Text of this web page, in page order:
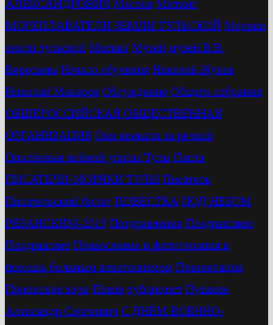
АЛЕКСАНДРОВИЧ Маслов Митинг
МОРЕПЛАВАТЕЛИ ЗЕМЛИ ТУЛЬСКОЙ Моряки
земли тульской Москва Музей музей В.В.
Вересаева Начало обучения Николай Жуков
Николай Макаров Обсуждение Общего собрания
ОБЩЕРОССИЙСКАЯ ОБЩЕСТВЕННАЯ
ОРГАНИЗАЦИЯ Они воевали за речкой
Опалённые войной улицы Тулы Пасха
ПИСАТЕЛИ-МОРЯКИ ТУЛЫ Писатель
Писательский билет ПОВЕСТКА ПОД НЕБОМ
РЯЗАНСКИМ-2019 Поздравление Поздравляем
Поздравляет Православие и фитотерапия в
помощь больным алкоголизмом Презентация
Приокские зори Псков публицист Пушкин
Александр Сергеевич С ДНЁМ ВОЕННО-